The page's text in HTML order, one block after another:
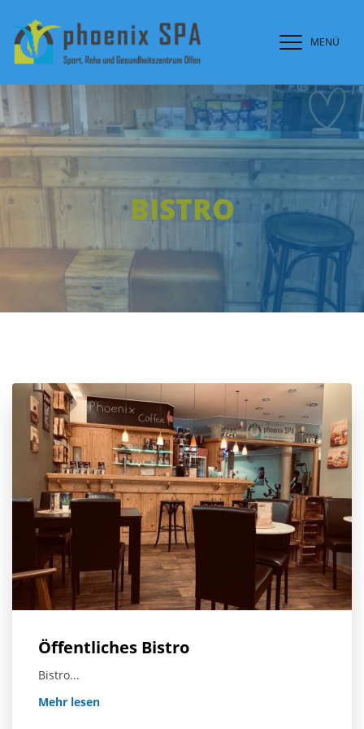
MENÜ
BISTRO
Öffentliches Bistro
Bistro...
Mehr lesen